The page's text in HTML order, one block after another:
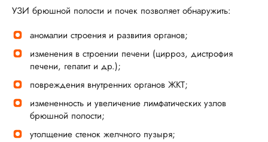
УЗИ брюшной полости и почек позволяет обнаружить:
аномалии строения и развития органов;
изменения в строении печени (цирроз, дистрофия
печени, гепатит и др.);
повреждения внутренних органов ЖКТ;
измененность и увеличение лимфатических узлов
брюшной полости;
утолщение стенок желчного пузыря;